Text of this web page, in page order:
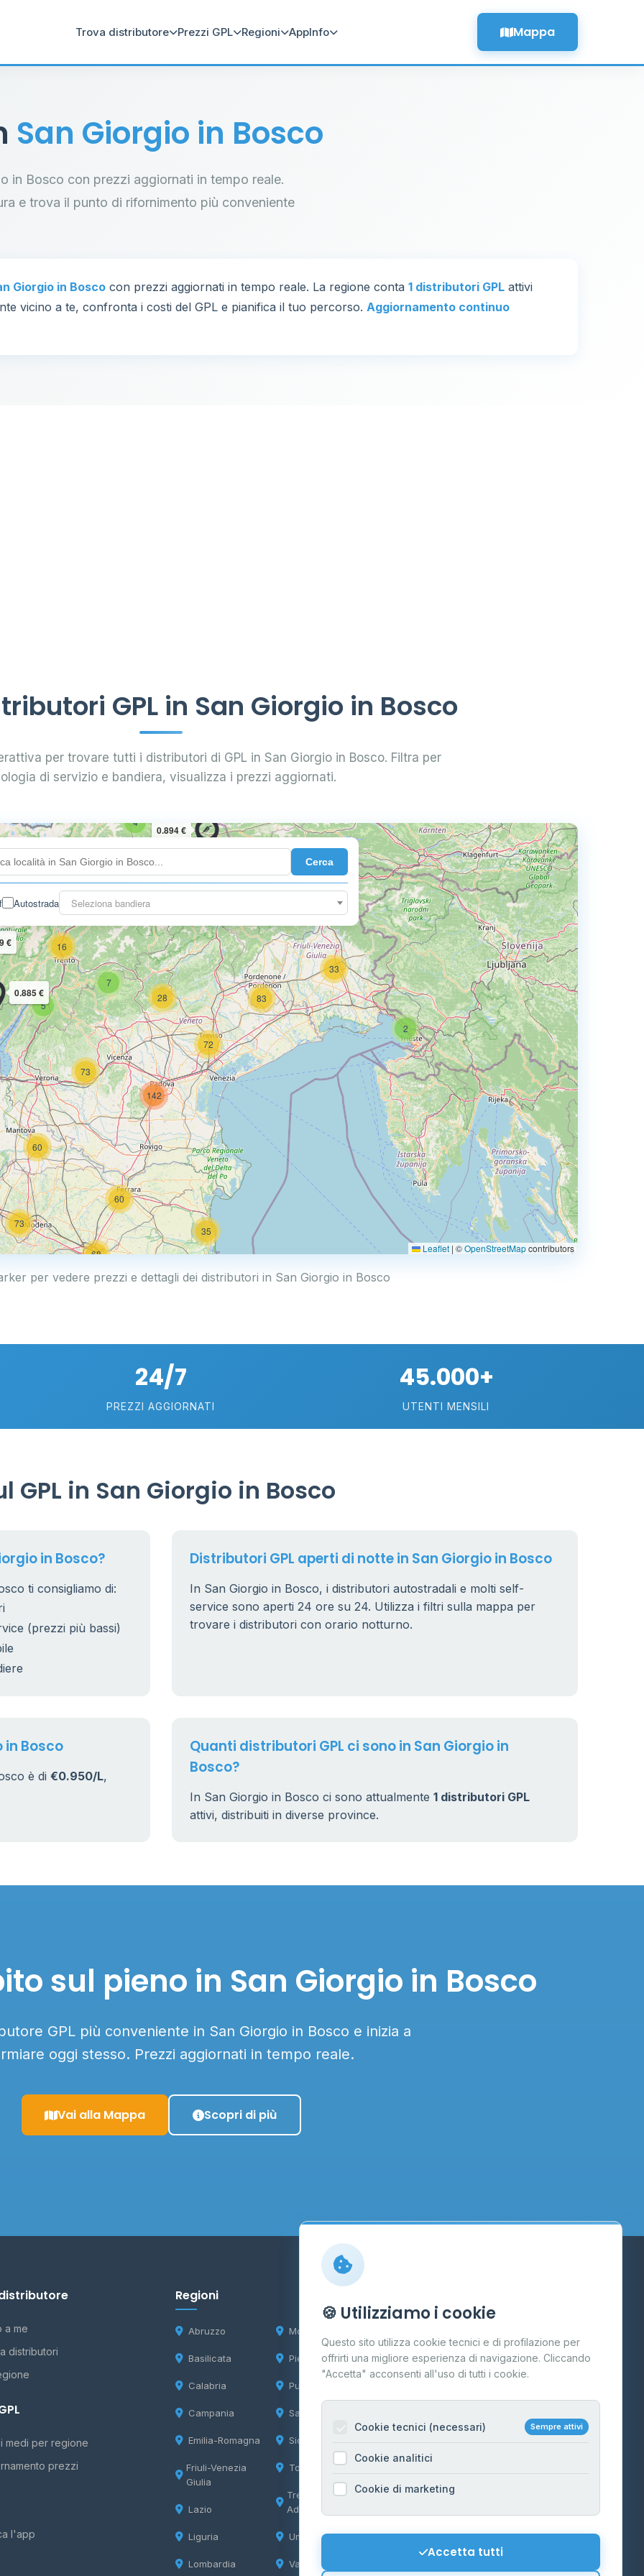
Trova distributore Prezzi GPL Regioni AppInfo Mappa
San Giorgio in Bosco
in Bosco con prezzi aggiornati in tempo reale.
e trova il punto di rifornimento più conveniente
Giorgio in Bosco con prezzi aggiornati in tempo reale. La regione conta 1 distributori GPL attivi
vicino a te, confronta i costi del GPL e pianifica il tuo percorso. Aggiornamento continuo
GPL in San Giorgio in Bosco
per trovare tutti i distributori di GPL in San Giorgio in Bosco. Filtra per
di servizio e bandiera, visualizza i prezzi aggiornati.
Cerca
Autostrada Seleziona bandiera
20
2
33
7
72
83
28
16
4
10
5
73
60
142
73
35
68
60
25
38
18
10
0.779 €
0.799 €
0.894 €
0.885 €
€
0.769 €
Leaflet | ©OpenStreetMapcontributors
per vedere prezzi e dettagli dei distributori in San Giorgio in Bosco
24/7
PREZZI AGGIORNATI
45.000+
UTENTI MENSILI
in San Giorgio in Bosco
in Bosco?
ti consigliamo di:
(prezzi più bassi)
Distributori GPL aperti di notte in San Giorgio in Bosco
In San Giorgio in Bosco, i distributori autostradali e molti self-
service sono aperti 24 ore su 24. Utilizza i filtri sulla mappa per
trovare i distributori con orario notturno.
in Bosco
è di €0.950/L,
Quanti distributori GPL ci sono in San Giorgio in
Bosco?
In San Giorgio in Bosco ci sono attualmente 1 distributori GPL
attivi, distribuiti in diverse province.
sul pieno in San Giorgio in Bosco
GPL più conveniente in San Giorgio in Bosco e inizia a
oggi stesso. Prezzi aggiornati in tempo reale.
Vai alla Mappa Scopri di più
a me
distributori
medi per regione
prezzi
l'app
Regioni
Abruzzo
Basilicata
Calabria
Campania
Emilia-Romagna
Friuli-Venezia
Giulia
Lazio
Liguria
Lombardia
Molise
Piemonte
Puglia
Sardegna
Sicilia
Toscana
Trentino-Alto
Adige
Umbria
Valle d'Aosta
Contatti
Per gestori
Informazioni legali
Privacy Policy
Cookie Policy
Mappa del sito
Contattaci
🍪 Utilizziamo i cookie
Questo sito utilizza cookie tecnici e di profilazione per
offrirti una migliore esperienza di navigazione. Cliccando
"Accetta" acconsenti all'uso di tutti i cookie.
Cookie tecnici (necessari) Sempre attivi
Cookie analitici
Cookie di marketing
Accetta tutti